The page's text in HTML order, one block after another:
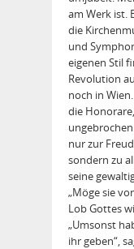
am Werk ist.
die
und
eigenen Stil
Revolution
noch in
die
nur zur
sondern zu
seine
„Möge sie
Lob Gottes
„Umsonst
ihr geben“,